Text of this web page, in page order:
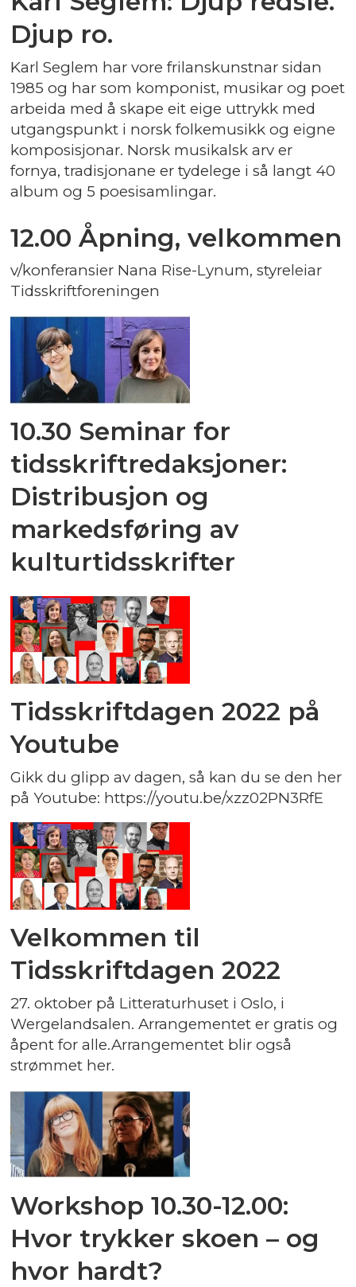
Djup ro.
Karl Seglem har vore frilanskunstnar sidan
1985 og har som komponist, musikar og poet
arbeida med å skape eit eige uttrykk med
utgangspunkt i norsk folkemusikk og eigne
komposisjonar. Norsk musikalsk arv er
fornya, tradisjonane er tydelege i så langt 40
album og 5 poesisamlingar.
12.00 Åpning, velkommen
v/konferansier Nana Rise-Lynum, styreleiar
Tidsskriftforeningen
10.30 Seminar for
tidsskriftredaksjoner:
Distribusjon og
markedsføring av
kulturtidsskrifter
Tidsskriftdagen 2022 på
Youtube
Gikk du glipp av dagen, så kan du se den her
på Youtube: https://youtu.be/xzz02PN3RfE
Velkommen til
Tidsskriftdagen 2022
27. oktober på Litteraturhuset i Oslo, i
Wergelandsalen. Arrangementet er gratis og
åpent for alle.Arrangementet blir også
strømmet her.
Workshop 10.30-12.00:
Hvor trykker skoen – og
hvor hardt?